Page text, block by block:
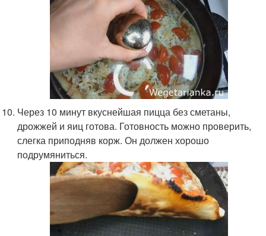
Через 10 минут вкуснейшая пицца без сметаны,
дрожжей и яиц готова. Готовность можно проверить,
слегка приподняв корж. Он должен хорошо
подрумяниться.